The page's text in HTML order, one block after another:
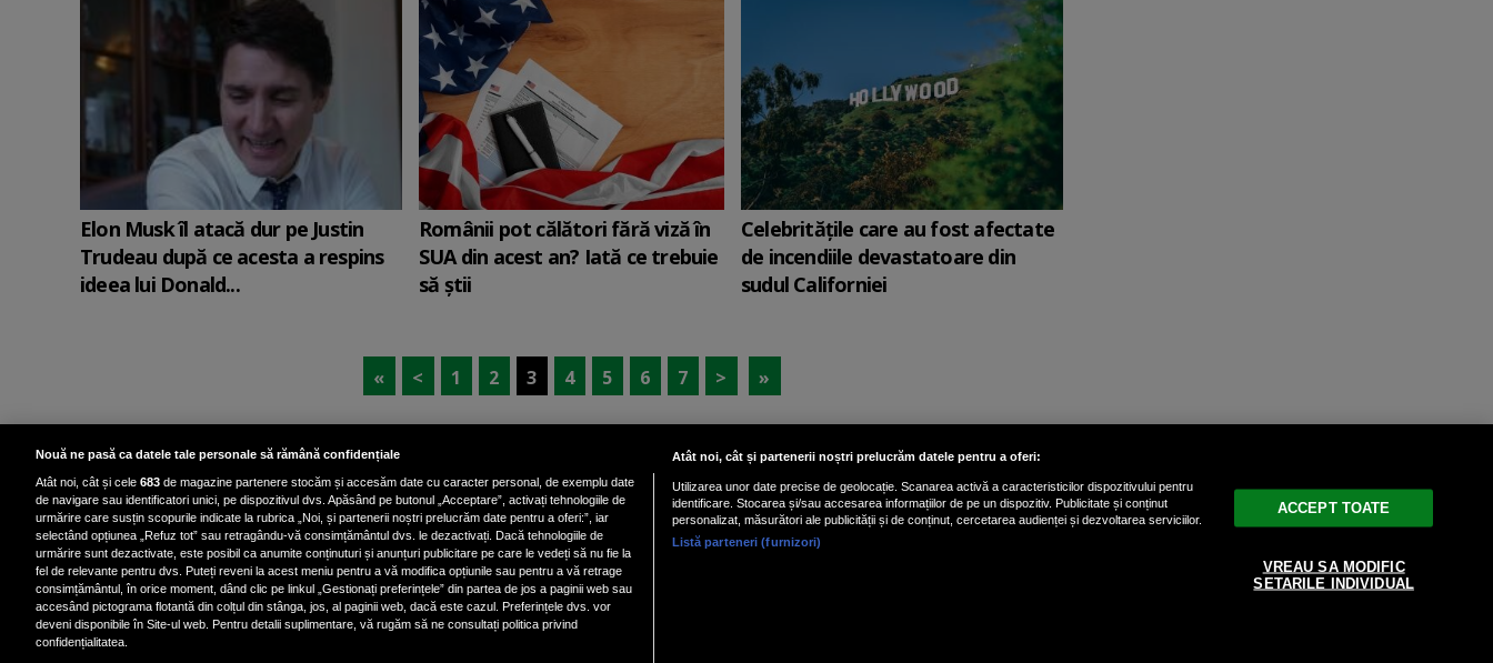
Elon Musk îl atacă dur pe Justin
Trudeau după ce acesta a respins
ideea lui Donald...
Românii pot călători fără viză în
SUA din acest an? Iată ce trebuie
să știi
Celebritățile care au fost afectate
de incendiile devastatoare din
sudul Californiei
« < 1 2 3 4 5 6 7 > »
Vezi versiune mobil
Politica de confidențialitate|Politica cookies |Gestionați preferințele
Nouă ne pasă ca datele tale personale să rămână confidențiale
Atât noi, cât și cele 683 de magazine partenere stocăm și accesăm date cu caracter personal, de exemplu date
de navigare sau identificatori unici, pe dispozitivul dvs. Apăsând pe butonul „Acceptare”, activați tehnologiile de
urmărire care susțin scopurile indicate la rubrica „Noi, și partenerii noștri prelucrăm date pentru a oferi:”, iar
selectând opțiunea „Refuz tot” sau retragându-vă consimțământul dvs. le dezactivați. Dacă tehnologiile de
urmărire sunt dezactivate, este posibil ca anumite conținuturi și anunțuri publicitare pe care le vedeți să nu fie la
fel de relevante pentru dvs. Puteți reveni la acest meniu pentru a vă modifica opțiunile sau pentru a vă retrage
consimțământul, în orice moment, dând clic pe linkul „Gestionați preferințele” din partea de jos a paginii web sau
accesând pictograma flotantă din colțul din stânga, jos, al paginii web, dacă este cazul. Preferințele dvs. vor
deveni disponibile în Site-ul web. Pentru detalii suplimentare, vă rugăm să ne consultați politica privind
confidențialitatea.
Atât noi, cât și partenerii noștri prelucrăm datele pentru a oferi:
Utilizarea unor date precise de geolocație. Scanarea activă a caracteristicilor dispozitivului pentru
identificare. Stocarea și/sau accesarea informațiilor de pe un dispozitiv. Publicitate și conținut
personalizat, măsurători ale publicității și de conținut, cercetarea audienței și dezvoltarea serviciilor.
Listă parteneri (furnizori)
ACCEPT TOATE
VREAU SA MODIFIC
SETARILE INDIVIDUAL